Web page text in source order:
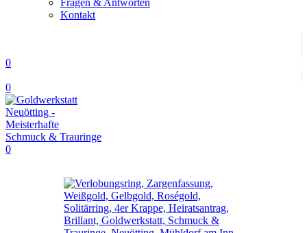
Fragen & Antworten
Kontakt
0
0
0